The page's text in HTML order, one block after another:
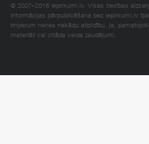
© 2007–2018 Iepirkumi.lv. Visas tiesības
Informācijas pārpublicēšana bez iepirkumi.lv
Imperum nenes nekādu atbildību, ja,
materiāli vai citāda veida zaudējumi.